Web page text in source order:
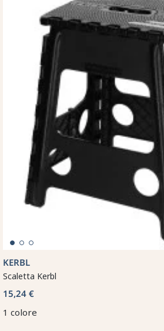
KERBL
Scaletta Kerbl
15,24 €
1 colore